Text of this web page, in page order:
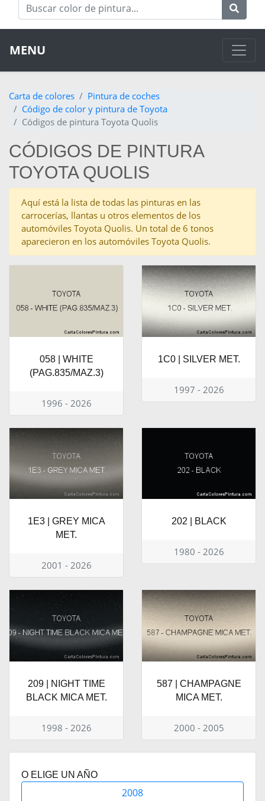
MENU
Carta de colores
Pintura de coches
Código de color y pintura de Toyota
Códigos de pintura Toyota Quolis
CÓDIGOS DE PINTURA
TOYOTA QUOLIS
Aquí está la lista de todas las pinturas en las
carrocerías, llantas u otros elementos de los
automóviles Toyota Quolis. Un total de 6 tonos
aparecieron en los automóviles Toyota Quolis.
058 | WHITE
(PAG.835/MAZ.3)
1996 - 2026
1C0 | SILVER MET.
1997 - 2026
1E3 | GREY MICA
MET.
2001 - 2026
202 | BLACK
1980 - 2026
209 | NIGHT TIME
BLACK MICA MET.
1998 - 2026
587 | CHAMPAGNE
MICA MET.
2000 - 2005
O ELIGE UN AÑO
2008